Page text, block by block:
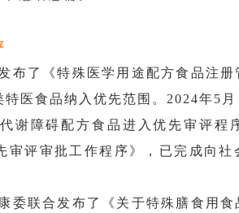
布了《特殊医学用途配方食品注
医食品纳入优先范围。2024年5
谢障碍配方食品进入优先审评程
审评审批工作程序》，已完成向
委联合发布了《关于特殊膳食用食